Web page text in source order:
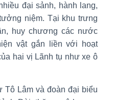
đại sảnh, hành lang,
niệm. Tại khu trưng
huy chương các nước
vật gắn liền với hoạt
hai vị Lãnh tụ như xe ô
Tô Lâm và đoàn đại biểu